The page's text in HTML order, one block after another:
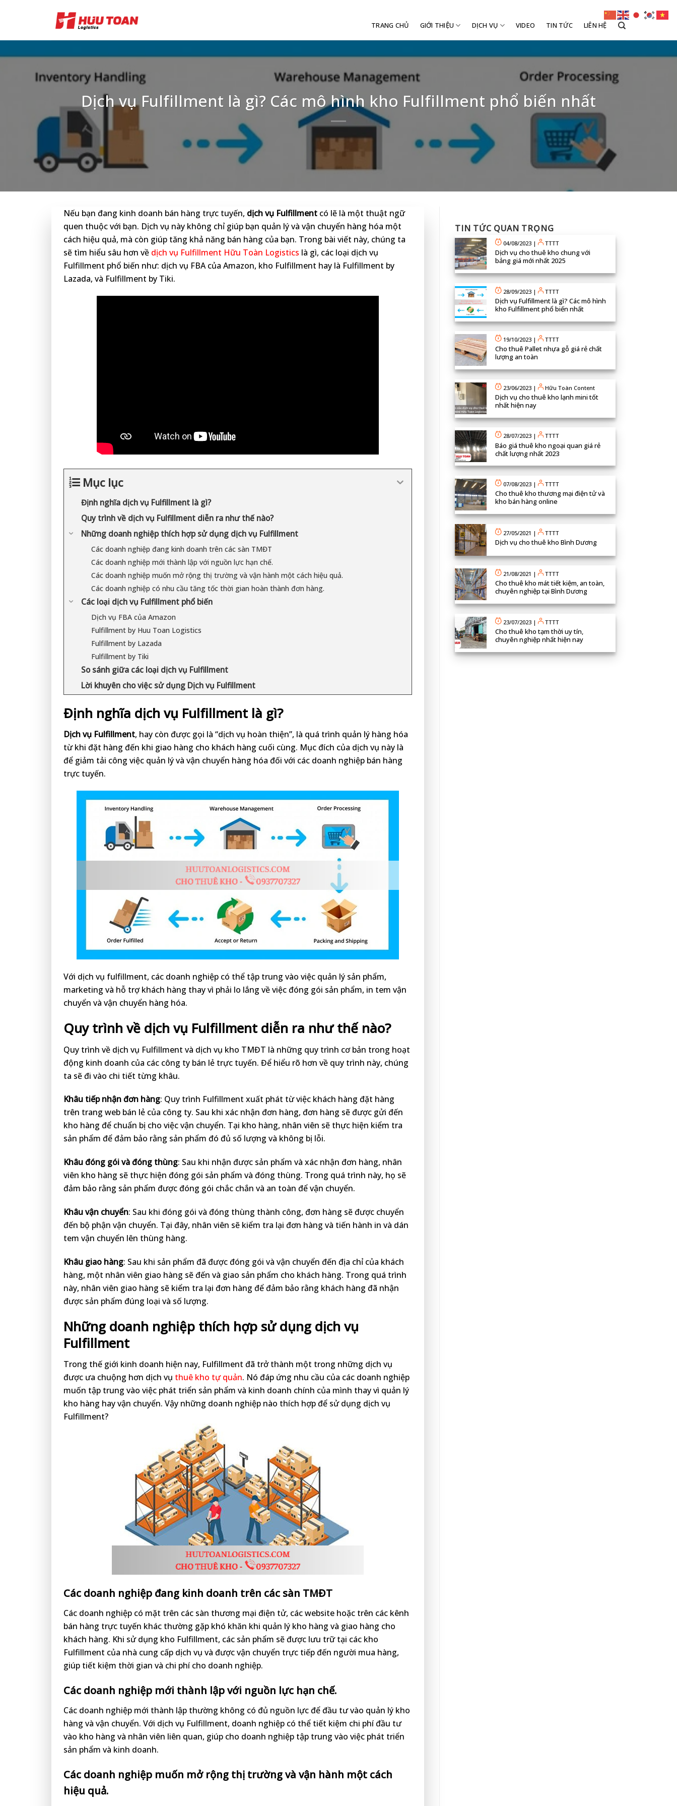
TRANG CHỦ GIỚI THIỆU DỊCH VỤ VIDEO TIN TỨC LIÊN HỆ
Dịch vụ Fulfillment là gì? Các mô hình kho Fulfillment phổ biến nhất
Nếu bạn đang kinh doanh bán hàng trực tuyến, dịch vụ Fulfillment có lẽ là một thuật ngữ
quen thuộc với bạn. Dịch vụ này không chỉ giúp bạn quản lý và vận chuyển hàng hóa một
cách hiệu quả, mà còn giúp tăng khả năng bán hàng của bạn. Trong bài viết này, chúng ta
sẽ tìm hiểu sâu hơn về dịch vụ Fulfillment Hữu Toàn Logistics là gì, các loại dịch vụ
Fulfillment phổ biến như: dịch vụ FBA của Amazon, kho Fulfillment hay là Fulfillment by
Lazada, và Fulfillment by Tiki.
Mục lục
Định nghĩa dịch vụ Fulfillment là gì?
Quy trình về dịch vụ Fulfillment diễn ra như thế nào?
Những doanh nghiệp thích hợp sử dụng dịch vụ Fulfillment
Các doanh nghiệp đang kinh doanh trên các sàn TMĐT
Các doanh nghiệp mới thành lập với nguồn lực hạn chế.
Các doanh nghiệp muốn mở rộng thị trường và vận hành một cách hiệu quả.
Các doanh nghiệp có nhu cầu tăng tốc thời gian hoàn thành đơn hàng.
Các loại dịch vụ Fulfillment phổ biến
Dịch vụ FBA của Amazon
Fulfillment by Huu Toan Logistics
Fulfillment by Lazada
Fulfillment by Tiki
So sánh giữa các loại dịch vụ Fulfillment
Lời khuyên cho việc sử dụng Dịch vụ Fulfillment
Định nghĩa dịch vụ Fulfillment là gì?
Dịch vụ Fulfillment, hay còn được gọi là “dịch vụ hoàn thiện”, là quá trình quản lý hàng hóa
từ khi đặt hàng đến khi giao hàng cho khách hàng cuối cùng. Mục đích của dịch vụ này là
để giảm tải công việc quản lý và vận chuyển hàng hóa đối với các doanh nghiệp bán hàng
trực tuyến.
Với dịch vụ fulfillment, các doanh nghiệp có thể tập trung vào việc quản lý sản phẩm,
marketing và hỗ trợ khách hàng thay vì phải lo lắng về việc đóng gói sản phẩm, in tem vận
chuyển và vận chuyển hàng hóa.
Quy trình về dịch vụ Fulfillment diễn ra như thế nào?
Quy trình về dịch vụ Fulfillment và dịch vụ kho TMĐT là những quy trình cơ bản trong hoạt
động kinh doanh của các công ty bán lẻ trực tuyến. Để hiểu rõ hơn về quy trình này, chúng
ta sẽ đi vào chi tiết từng khâu.
Khâu tiếp nhận đơn hàng: Quy trình Fulfillment xuất phát từ việc khách hàng đặt hàng
trên trang web bán lẻ của công ty. Sau khi xác nhận đơn hàng, đơn hàng sẽ được gửi đến
kho hàng để chuẩn bị cho việc vận chuyển. Tại kho hàng, nhân viên sẽ thực hiện kiểm tra
sản phẩm để đảm bảo rằng sản phẩm đó đủ số lượng và không bị lỗi.
Khâu đóng gói và đóng thùng: Sau khi nhận được sản phẩm và xác nhận đơn hàng, nhân
viên kho hàng sẽ thực hiện đóng gói sản phẩm và đóng thùng. Trong quá trình này, họ sẽ
đảm bảo rằng sản phẩm được đóng gói chắc chắn và an toàn để vận chuyển.
Khâu vận chuyển: Sau khi đóng gói và đóng thùng thành công, đơn hàng sẽ được chuyển
đến bộ phận vận chuyển. Tại đây, nhân viên sẽ kiểm tra lại đơn hàng và tiến hành in và dán
tem vận chuyển lên thùng hàng.
Khâu giao hàng: Sau khi sản phẩm đã được đóng gói và vận chuyển đến địa chỉ của khách
hàng, một nhân viên giao hàng sẽ đến và giao sản phẩm cho khách hàng. Trong quá trình
này, nhân viên giao hàng sẽ kiểm tra lại đơn hàng để đảm bảo rằng khách hàng đã nhận
được sản phẩm đúng loại và số lượng.
Những doanh nghiệp thích hợp sử dụng dịch vụ
Fulfillment
Trong thế giới kinh doanh hiện nay, Fulfillment đã trở thành một trong những dịch vụ
được ưa chuộng hơn dịch vụ thuê kho tự quản. Nó đáp ứng nhu cầu của các doanh nghiệp
muốn tập trung vào việc phát triển sản phẩm và kinh doanh chính của mình thay vì quản lý
kho hàng hay vận chuyển. Vậy những doanh nghiệp nào thích hợp để sử dụng dịch vụ
Fulfillment?
Các doanh nghiệp đang kinh doanh trên các sàn TMĐT
Các doanh nghiệp có mặt trên các sàn thương mại điện tử, các website hoặc trên các kênh
bán hàng trực tuyến khác thường gặp khó khăn khi quản lý kho hàng và giao hàng cho
khách hàng. Khi sử dụng kho Fulfillment, các sản phẩm sẽ được lưu trữ tại các kho
Fulfillment của nhà cung cấp dịch vụ và được vận chuyển trực tiếp đến người mua hàng,
giúp tiết kiệm thời gian và chi phí cho doanh nghiệp.
Các doanh nghiệp mới thành lập với nguồn lực hạn chế.
Các doanh nghiệp mới thành lập thường không có đủ nguồn lực để đầu tư vào quản lý kho
hàng và vận chuyển. Với dịch vụ Fulfillment, doanh nghiệp có thể tiết kiệm chi phí đầu tư
vào kho hàng và nhân viên liên quan, giúp cho doanh nghiệp tập trung vào việc phát triển
sản phẩm và kinh doanh.
Các doanh nghiệp muốn mở rộng thị trường và vận hành một cách
hiệu quả.
TIN TỨC QUAN TRỌNG
04/08/2023 | TTTT
Dịch vụ cho thuê kho chung với
bảng giá mới nhất 2025
28/09/2023 | TTTT
Dịch vụ Fulfillment là gì? Các mô hình
kho Fulfillment phổ biến nhất
19/10/2023 | TTTT
Cho thuê Pallet nhựa gỗ giá rẻ chất
lượng an toàn
23/06/2023 | Hữu Toàn Content
Dịch vụ cho thuê kho lạnh mini tốt
nhất hiện nay
28/07/2023 | TTTT
Báo giá thuê kho ngoại quan giá rẻ
chất lượng nhất 2023
07/08/2023 | TTTT
Cho thuê kho thương mại điện tử và
kho bán hàng online
27/05/2021 | TTTT
Dịch vụ cho thuê kho Bình Dương
21/08/2021 | TTTT
Cho thuê kho mát tiết kiệm, an toàn,
chuyên nghiệp tại Bình Dương
23/07/2023 | TTTT
Cho thuê kho tạm thời uy tín,
chuyên nghiệp nhất hiện nay